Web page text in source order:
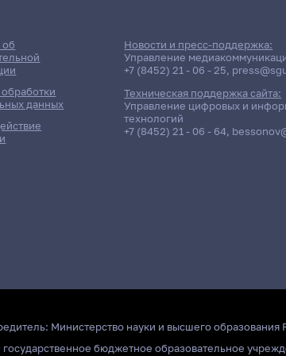
об
данных
Новости и пресс-поддержка:
Управление
+7 (8452) 21 - 06 - 25,
Техническая поддержка сайта:
Управление цифровых и
технологий
+7 (8452) 21 - 06 - 64,
Министерство науки и высшего образования
бюджетное образовательное